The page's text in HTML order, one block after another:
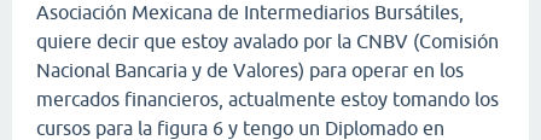
Asociación Mexicana de Intermediarios Bursátiles,
quiere decir que estoy avalado por la CNBV (Comisión
Nacional Bancaria y de Valores) para operar en los
mercados financieros, actualmente estoy tomando los
cursos para la figura 6 y tengo un Diplomado en